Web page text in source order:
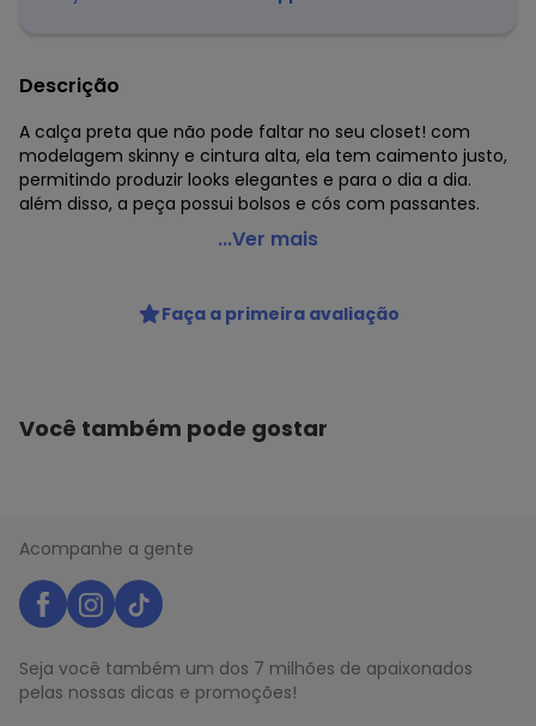
Descrição
A calça preta que não pode faltar no seu closet! com
modelagem skinny e cintura alta, ela tem caimento justo,
permitindo produzir looks elegantes e para o dia a dia.
além disso, a peça possui bolsos e cós com passantes.
Lança Perfume - Calça Jeans Héstia Skinny Cintura Alta
Código do produto: 23359604
algum dia do mês, para o menor tamanho disponível.
agosto/2026
março/2026
fevereiro/2026
...Ver mais
Faça a primeira avaliação
Você também pode gostar
Acompanhe a gente
Seja você também um dos 7 milhões de apaixonados
pelas nossas dicas e promoções!